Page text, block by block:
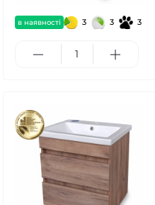
в наявності 3 3 3